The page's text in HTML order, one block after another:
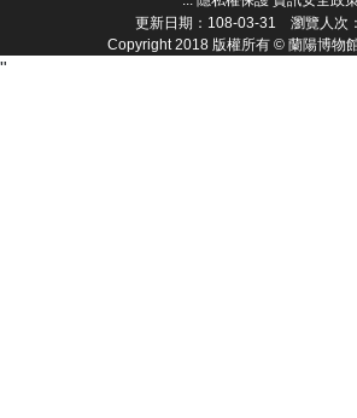
更新日期：108-03-31 瀏覽人次
Copyright 2018 版權所有 © 蘭陽博物
"